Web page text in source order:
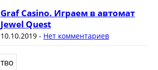
Graf Casino. Играем в автомат
Jewel Quest
10.10.2019- Нет комментариев